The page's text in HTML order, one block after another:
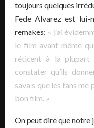
toujours quelques
Fede Alvarez est lui-
remakes: « j’ai
le film avant même
réticent à la plupart
constater qu’ils
savais que les fans
bon film. »
On peut dire que notre